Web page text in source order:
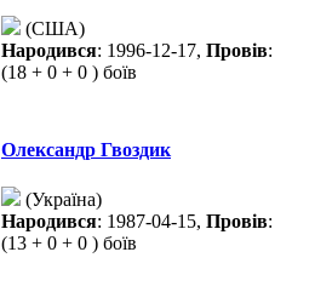
(США)
Народився: 1996-12-17, Провів:
(18 + 0 + 0 ) боїв
Олександр Гвоздик
(Україна)
Народився: 1987-04-15, Провів:
(13 + 0 + 0 ) боїв